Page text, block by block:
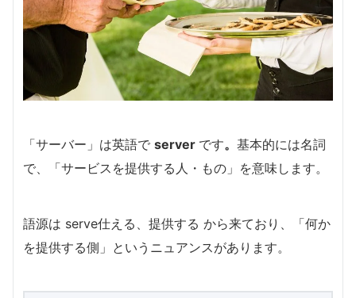
「サーバー」は英語で server です。 基本的には名詞
で、「サービスを提供する人・もの」を意味します。
語源は serve仕える、提供する から来ており、「何か
を提供する側」というニュアンスがあります。